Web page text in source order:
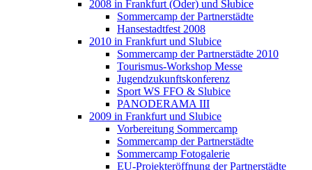
2008 in Frankfurt (Oder) und Słubice
Sommercamp der Partnerstädte
Hansestadtfest 2008
2010 in Frankfurt und Slubice
Sommercamp der Partnerstädte 2010
Tourismus-Workshop Messe
Jugendzukunftskonferenz
Sport WS FFO & Slubice
PANODERAMA III
2009 in Frankfurt und Slubice
Vorbereitung Sommercamp
Sommercamp der Partnerstädte
Sommercamp Fotogalerie
EU-Projekteröffnung der Partnerstädte